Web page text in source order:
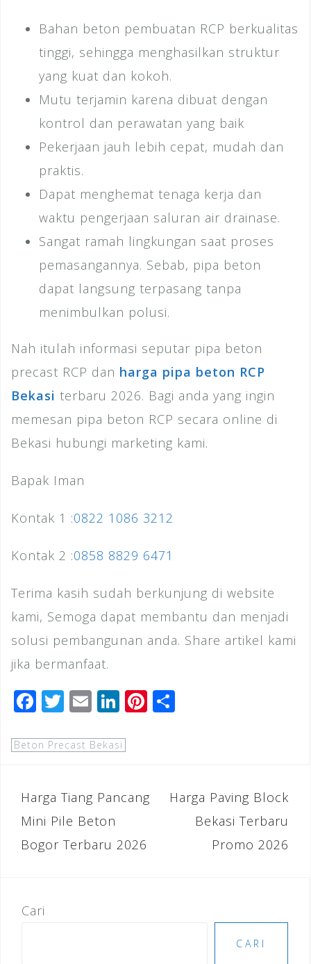
Bahan beton pembuatan RCP berkualitas
tinggi, sehingga menghasilkan struktur
yang kuat dan kokoh.
Mutu terjamin karena dibuat dengan
kontrol dan perawatan yang baik
Pekerjaan jauh lebih cepat, mudah dan
praktis.
Dapat menghemat tenaga kerja dan
waktu pengerjaan saluran air drainase.
Sangat ramah lingkungan saat proses
pemasangannya. Sebab, pipa beton
dapat langsung terpasang tanpa
menimbulkan polusi.
Nah itulah informasi seputar pipa beton
precast RCP dan harga pipa beton RCP
Bekasi terbaru 2026. Bagi anda yang ingin
memesan pipa beton RCP secara online di
Bekasi hubungi marketing kami.
Bapak Iman
Kontak 1 :0822 1086 3212
Kontak 2 :0858 8829 6471
Terima kasih sudah berkunjung di website
kami, Semoga dapat membantu dan menjadi
solusi pembangunan anda. Share artikel kami
jika bermanfaat.
F
c
b
o
o
k
T
tt
r
E
ai
Li
k
dI
n
Pi
e
st
Beton Precast Bekasi
Navigasi
pos
Harga Tiang Pancang
Mini Pile Beton
Bogor Terbaru 2026
Harga Paving Block
Bekasi Terbaru
Promo 2026
Cari
CARI